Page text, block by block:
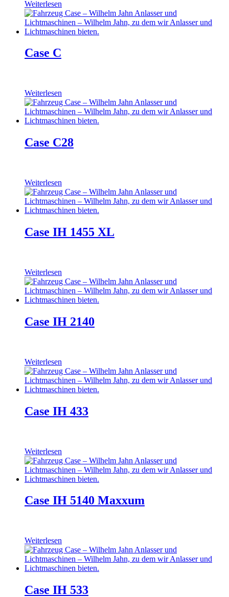
Weiterlesen
Case C
Weiterlesen
Case C28
Weiterlesen
Case IH 1455 XL
Weiterlesen
Case IH 2140
Weiterlesen
Case IH 433
Weiterlesen
Case IH 5140 Maxxum
Weiterlesen
Case IH 533